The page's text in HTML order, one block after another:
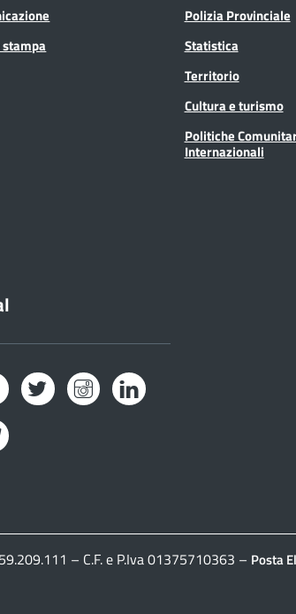
Polizia Provinciale
Statistica
Territorio
Cultura e turismo
Politiche
Internazionali
FacebookTwitterInstagramLinkedIn
– C.F. e P.Iva 01375710363 – Posta